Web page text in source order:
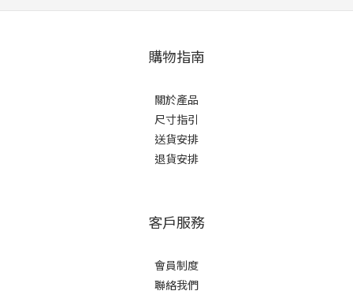
購物指南
關於產品
尺寸指引
送貨安排
退貨安排
客戶服務
會員制度
聯絡我們